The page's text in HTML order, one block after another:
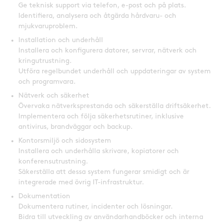
Ge teknisk support via telefon, e-post och på plats.
Identifiera, analysera och åtgärda hårdvaru- och
mjukvaruproblem.
Installation och underhåll
Installera och konfigurera datorer, servrar, nätverk och
kringutrustning.
Utföra regelbundet underhåll och uppdateringar av system
och programvara.
Nätverk och säkerhet
Övervaka nätverksprestanda och säkerställa driftsäkerhet.
Implementera och följa säkerhetsrutiner, inklusive
antivirus, brandväggar och backup.
Kontorsmiljö och sidosystem
Installera och underhålla skrivare, kopiatorer och
konferensutrustning.
Säkerställa att dessa system fungerar smidigt och är
integrerade med övrig IT-infrastruktur.
Dokumentation
Dokumentera rutiner, incidenter och lösningar.
Bidra till utveckling av användarhandböcker och interna